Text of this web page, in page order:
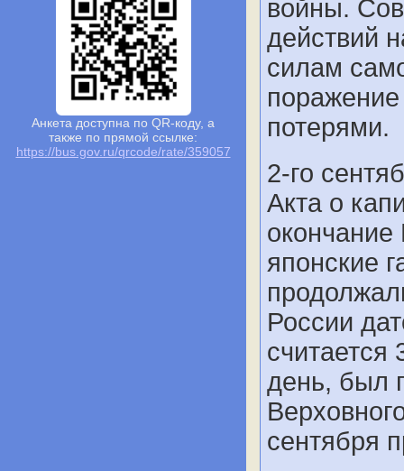
Анкета доступна по QR-коду, а
также по прямой ссылке:
https://bus.gov.ru/qrcode/rate/359057
войны.
действий
силам
потерями.
2-го
Акта о
японские
России
считается
день, был
сентября